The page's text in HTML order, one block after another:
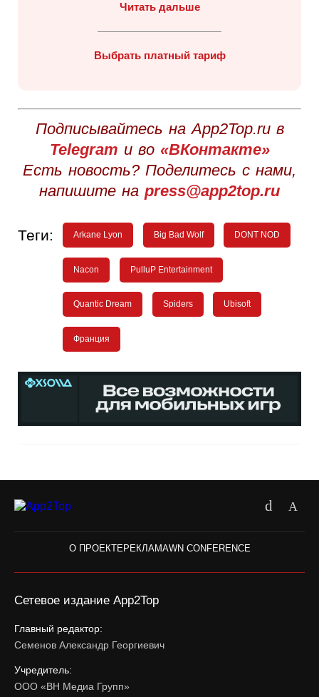
Читать дальше
Выбрать платный тариф
Подписывайтесь на App2Top.ru в
Telegram и во «ВКонтакте»
Есть новость? Поделитесь с нами,
напишите на press@app2top.ru
Теги: Arkane Lyon Big Bad Wolf DONT NOD
Nacon PulluP Entertainment
Quantic Dream Spiders Ubisoft
Франция
О ПРОЕКТЕРЕКЛАМАWN CONFERENCE
Сетевое издание App2Top
Главный редактор:
Семенов Александр Георгиевич
Учредитель:
ООО «ВН Медиа Групп»